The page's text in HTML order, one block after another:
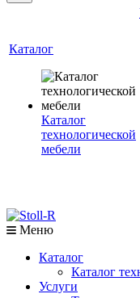
Каталог
Каталог
технологической
мебели
Меню
Каталог
Каталог
Услуги